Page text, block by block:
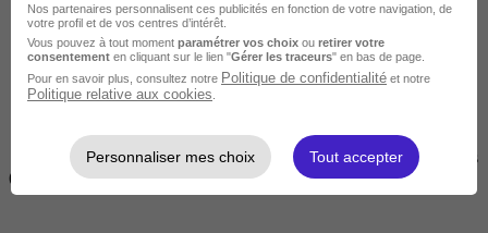
2 jours à 2 semaines
(14h à 70h)
Nos partenaires personnalisent ces publicités en fonction de votre navigation, de
votre profil et de vos centres d’intérêt.
Vous pouvez à tout moment paramétrer vos choix ou retirer votre
consentement en cliquant sur le lien "Gérer les traceurs" en bas de page.
Pour en savoir plus, consultez notre Politique de confidentialité et notre
Politique relative aux cookies
Personnaliser mes choix Tout accepter